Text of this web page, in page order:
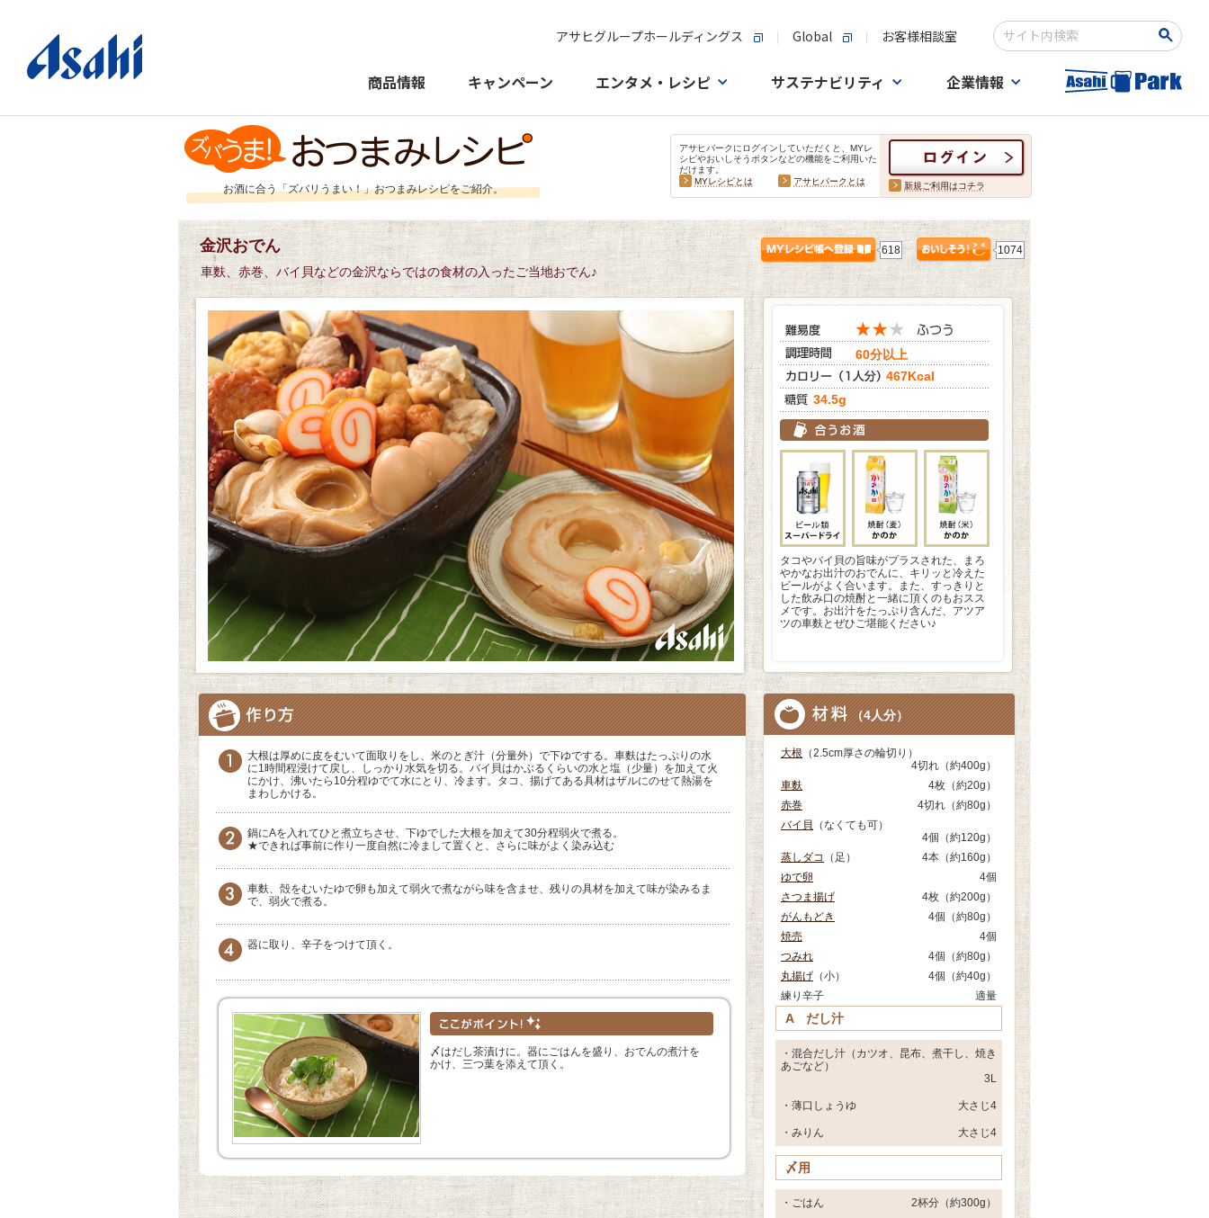
アサヒグループホールディングス Global お客様相談室
検索キーワード入力
商品情報 キャンペーン エンタメ・レシピ サステナビリティ 企業情報
お酒に合う「ズバリうまい！」おつまみレシピをご紹介。
アサヒパークにログインしていただくと、MYレ
シピやおいしそうボタンなどの機能をご利用いた
だけます。
MYレシピとは
アサヒパークとは 新規ご利用はコチラ
金沢おでん 618 1074
車麩、赤巻、バイ貝などの金沢ならではの食材の入ったご当地おでん♪
60分以上
467Kcal
34.5g
タコやバイ貝の旨味がプラスされた、まろ
やかなお出汁のおでんに、キリッと冷えた
ビールがよく合います。また、すっきりと
した飲み口の焼酎と一緒に頂くのもおスス
メです。お出汁をたっぷり含んだ、アツア
ツの車麩とぜひご堪能ください♪
大根は厚めに皮をむいて面取りをし、米のとぎ汁（分量外）で下ゆでする。車麩はたっぷりの水
に1時間程浸けて戻し、しっかり水気を切る。バイ貝はかぶるくらいの水と塩（少量）を加えて火
にかけ、沸いたら10分程ゆでて水にとり、冷ます。タコ、揚げてある具材はザルにのせて熱湯を
まわしかける。
鍋にAを入れてひと煮立ちさせ、下ゆでした大根を加えて30分程弱火で煮る。
★できれば事前に作り一度自然に冷まして置くと、さらに味がよく染み込む
車麩、殻をむいたゆで卵も加えて弱火で煮ながら味を含ませ、残りの具材を加えて味が染みるま
で、弱火で煮る。
器に取り、辛子をつけて頂く。
〆はだし茶漬けに。器にごはんを盛り、おでんの煮汁を
かけ、三つ葉を添えて頂く。
（4人分）
大根 （2.5cm厚さの輪切り）
4切れ（約400g）
車麩
4枚（約20g）
赤巻
4切れ（約80g）
バイ貝 （なくても可）
4個（約120g）
蒸しダコ
（足）
4本（約160g）
ゆで卵
4個
さつま揚げ
4枚（約200g）
がんもどき
4個（約80g）
焼売
4個
つみれ
4個（約80g）
丸揚げ （小）
4個（約40g）
練り辛子
適量
A だし汁
・混合だし汁（カツオ、昆布、煮干し、焼き
あごなど）
3L
・薄口しょうゆ 大さじ4
・みりん 大さじ4
〆用
・ごはん 2杯分（約300g）